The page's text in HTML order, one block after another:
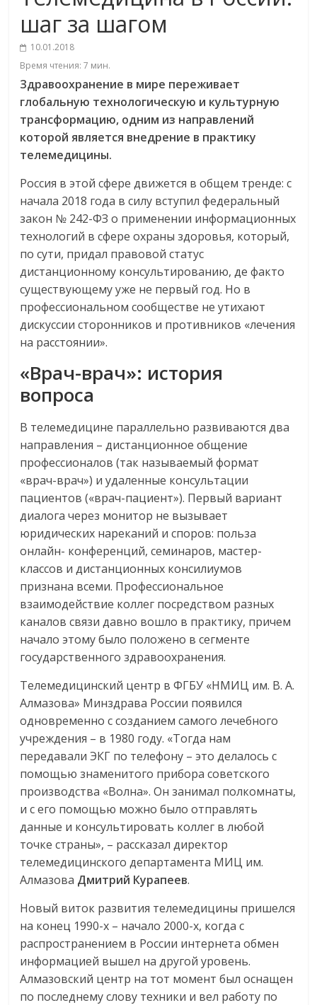
шаг за шагом
10.01.2018
Время чтения:7 мин.
Здравоохранение в мире переживает
глобальную технологическую и культурную
трансформацию, одним из направлений
которой является внедрение в практику
телемедицины.
Россия в этой сфере движется в общем тренде: с
начала 2018 года в силу вступил федеральный
закон № 242-ФЗ о применении информационных
технологий в сфере охраны здоровья, который,
по сути, придал правовой статус
дистанционному консультированию, де факто
существующему уже не первый год. Но в
профессиональном сообществе не утихают
дискуссии сторонников и противников «лечения
на расстоянии».
«Врач-врач»: история
вопроса
В телемедицине параллельно развиваются два
направления – дистанционное общение
профессионалов (так называемый формат
«врач-врач») и удаленные консультации
пациентов («врач-пациент»). Первый вариант
диалога через монитор не вызывает
юридических нареканий и споров: польза
онлайн- конференций, семинаров, мастер-
классов и дистанционных консилиумов
признана всеми. Профессиональное
взаимодействие коллег посредством разных
каналов связи давно вошло в практику, причем
начало этому было положено в сегменте
государственного здравоохранения.
Телемедицинский центр в ФГБУ «НМИЦ им. В. А.
Алмазова» Минздрава России появился
одновременно с созданием самого лечебного
учреждения – в 1980 году. «Тогда нам
передавали ЭКГ по телефону – это делалось с
помощью знаменитого прибора советского
производства «Волна». Он занимал полкомнаты,
и с его помощью можно было отправлять
данные и консультировать коллег в любой
точке страны», – рассказал директор
телемедицинского департамента МИЦ им.
Алмазова Дмитрий Курапеев.
Новый виток развития телемедицины пришелся
на конец 1990-х – начало 2000-х, когда с
распространением в России интернета обмен
информацией вышел на другой уровень.
Алмазовский центр на тот момент был оснащен
по последнему слову техники и вел работу по